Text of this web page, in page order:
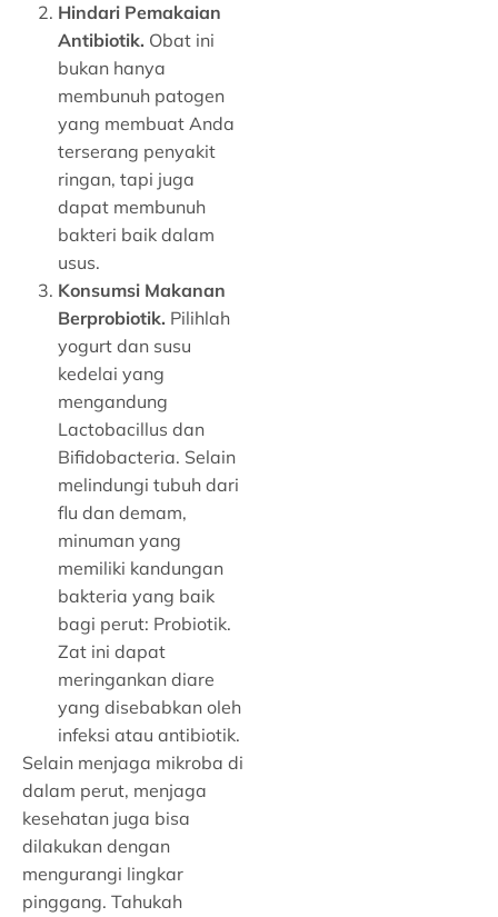
Hindari Pemakaian
Antibiotik. Obat ini
bukan hanya
membunuh patogen
yang membuat Anda
terserang penyakit
ringan, tapi juga
dapat membunuh
bakteri baik dalam
usus.
Konsumsi Makanan
Berprobiotik. Pilihlah
yogurt dan susu
kedelai yang
mengandung
Lactobacillus dan
Bifidobacteria. Selain
melindungi tubuh dari
flu dan demam,
minuman yang
memiliki kandungan
bakteria yang baik
bagi perut: Probiotik.
Zat ini dapat
meringankan diare
yang disebabkan oleh
infeksi atau antibiotik.
Selain menjaga mikroba di
dalam perut, menjaga
kesehatan juga bisa
dilakukan dengan
mengurangi lingkar
pinggang. Tahukah